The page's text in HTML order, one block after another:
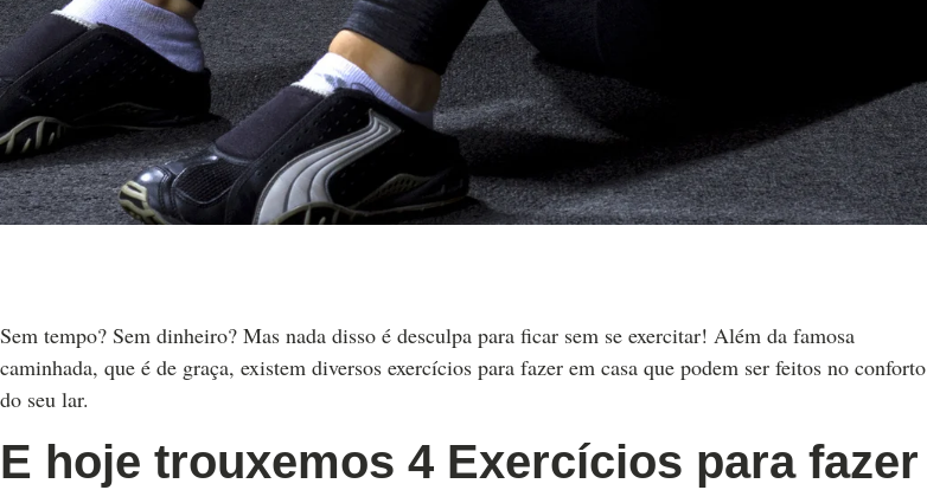
Sem tempo? Sem dinheiro? Mas nada disso é desculpa para ficar sem se exercitar! Além da famosa
caminhada, que é de graça, existem diversos exercícios para fazer em casa que podem ser feitos no conforto
do seu lar.
E hoje trouxemos 4 Exercícios para fazer